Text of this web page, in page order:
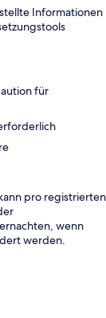
Informationen
für
pro registrierten
wenn
werden.